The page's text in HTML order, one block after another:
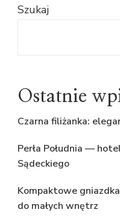
Szukaj
Ostatnie
Czarna filiżanka:
Perła Południa —
Sądeckiego
Kompaktowe
do małych wnętrz